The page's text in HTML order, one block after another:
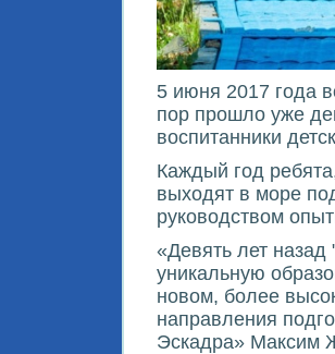
5 июня 2017 года
пор прошло уже
воспитанники
Каждый год
выходят в море
руководством
«Девять лет
уникальную
новом, более
направления
Эскадра» Максим